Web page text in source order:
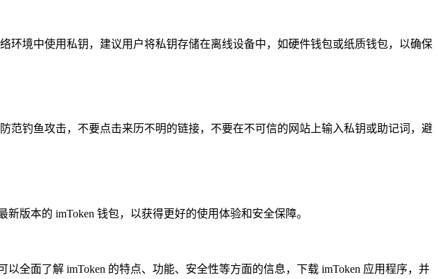
境中使用私钥，建议用户将私钥存储在离线设备中，如硬件钱包或纸质钱包，以确保
范钓鱼攻击，不要点击来历不明的链接，不要在不可信的网站上输入私钥或助记词，避
版本的 imToken 钱包，以获得更好的使用体验和安全保障。
全面了解 imToken 的特点、功能、安全性等方面的信息，下载 imToken 应用程序，并